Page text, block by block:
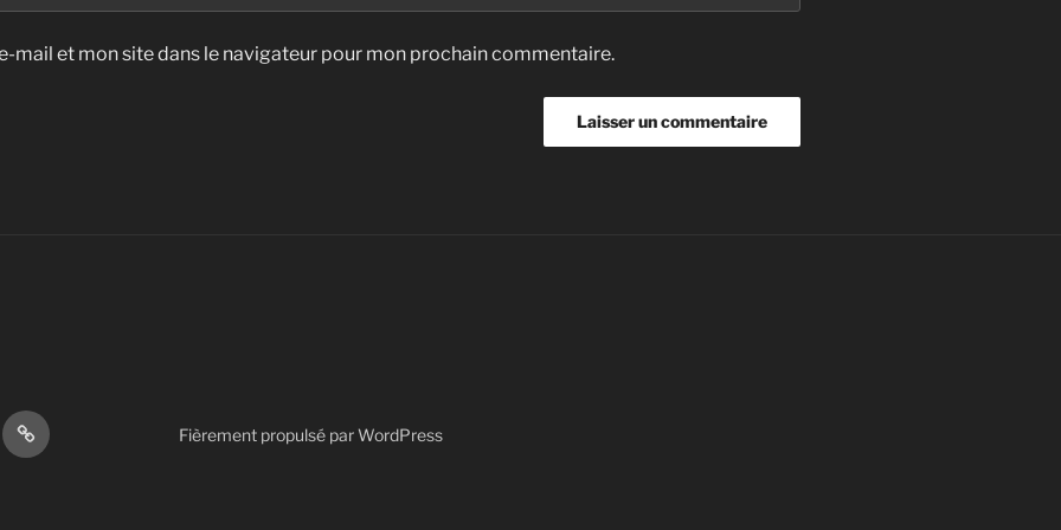
mail et mon site dans le navigateur pour mon prochain commentaire.
Autres
actions
Fièrement propulsé par WordPress